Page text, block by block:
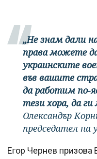
„Не знам дали
права можете
украинските
във вашите
да работим по-
тези хора, да
Олександър
председател на
Егор Чернев призова